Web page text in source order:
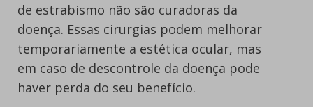
de estrabismo não são curadoras da
doença. Essas cirurgias podem melhorar
temporariamente a estética ocular, mas
em caso de descontrole da doença pode
haver perda do seu benefício.